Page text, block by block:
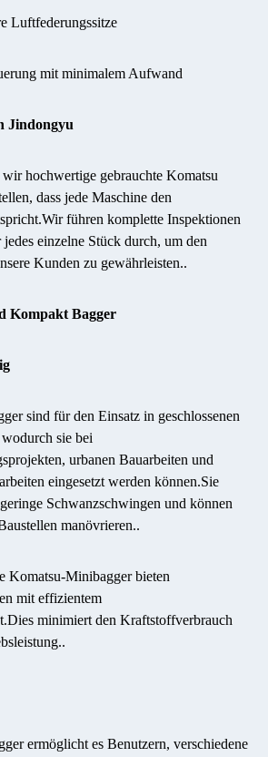
Luftfederungssitze
mit minimalem Aufwand
Jindongyu
hochwertige gebrauchte Komatsu
dass jede Maschine den
führen komplette Inspektionen
einzelne Stück durch, um den
Kunden zu gewährleisten..
Kompakt Bagger
sind für den Einsatz in geschlossenen
sie bei
urbanen Bauarbeiten und
eingesetzt werden können.Sie
Schwanzschwingen und können
manövrieren..
Komatsu-Minibagger bieten
mit effizientem
minimiert den Kraftstoffverbrauch
ermöglicht es Benutzern, verschiedene